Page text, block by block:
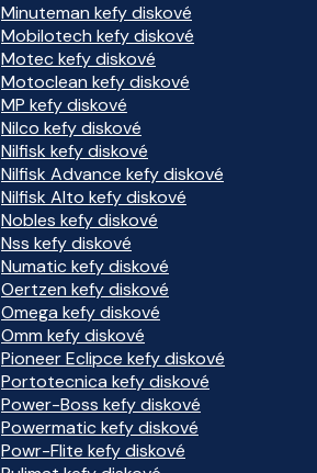
Minuteman kefy diskové
Mobilotech kefy diskové
Motec kefy diskové
Motoclean kefy diskové
MP kefy diskové
Nilco kefy diskové
Nilfisk kefy diskové
Nilfisk Advance kefy diskové
Nilfisk Alto kefy diskové
Nobles kefy diskové
Nss kefy diskové
Numatic kefy diskové
Oertzen kefy diskové
Omega kefy diskové
Omm kefy diskové
Pioneer Eclipce kefy diskové
Portotecnica kefy diskové
Power-Boss kefy diskové
Powermatic kefy diskové
Powr-Flite kefy diskové